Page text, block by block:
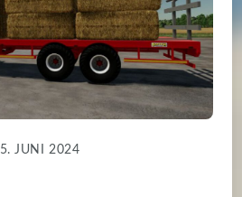
5. JUNI 2024